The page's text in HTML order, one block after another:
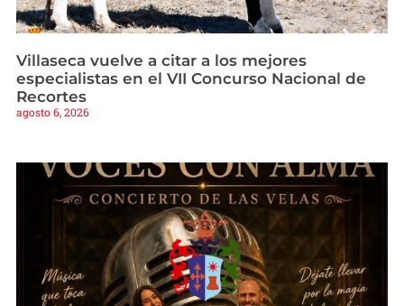
Villaseca vuelve a citar a los mejores
especialistas en el VII Concurso Nacional de
Recortes
agosto 6, 2026